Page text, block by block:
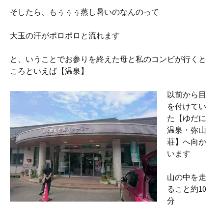
そしたら、もぅぅぅ蒸し暑いのなんのって
大玉の汗がポロポロと流れます
と、いうことでお参りを終えた母と私のコンビが行くと
ころといえば【温泉】
以前から目
を付けてい
た【ゆだに
温泉・弥山
荘】へ向か
います
山の中を走
ること約10
分